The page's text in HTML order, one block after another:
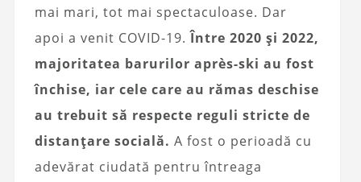
mai mari, tot mai spectaculoase. Dar
apoi a venit COVID-19.Între 2020 și 2022,
majoritatea barurilor après-ski au fost
închise, iar cele care au rămas deschise
au trebuit să respecte reguli stricte de
distanțare socială. A fost o perioadă cu
adevărat ciudată pentru întreaga